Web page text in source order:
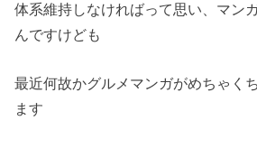
体系維持しなければって思い、マン
んですけども
最近何故かグルメマンガがめちゃく
ます